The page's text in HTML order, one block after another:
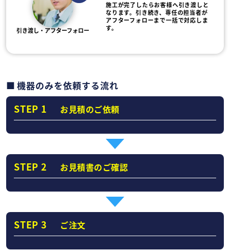
引き渡し・アフターフォロー
施工が完了したらお客様へ引き渡しと
なります。引き続き、専任の担当者が
アフターフォローまで一括で対応しま
す。
機器のみを依頼する流れ
STEP 1 お見積のご依頼
STEP 2 お見積書のご確認
STEP 3 ご注文